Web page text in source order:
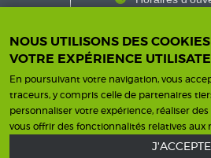
Nous
Footer
Mentions légales
NOUS UTILISONS DES
VOTRE EXPÉRIENCE
En poursuivant votre navigation, vous
traceurs, y compris celle de partenaires
personnaliser votre expérience, réaliser
vous offrir des fonctionnalités relatives aux
J'ACCEPTE